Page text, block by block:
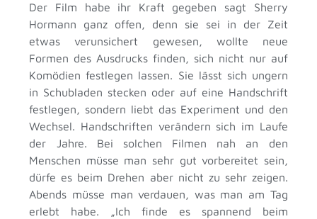
Der Film habe ihr Kraft gegeben sagt Sherry
Hormann ganz offen, denn sie sei in der Zeit
etwas verunsichert gewesen, wollte neue
Formen des Ausdrucks finden, sich nicht nur auf
Komödien festlegen lassen. Sie lässt sich ungern
in Schubladen stecken oder auf eine Handschrift
festlegen, sondern liebt das Experiment und den
Wechsel. Handschriften verändern sich im Laufe
der Jahre. Bei solchen Filmen nah an den
Menschen müsse man sehr gut vorbereitet sein,
dürfe es beim Drehen aber nicht zu sehr zeigen.
Abends müsse man verdauen, was man am Tag
erlebt habe. „Ich finde es spannend beim